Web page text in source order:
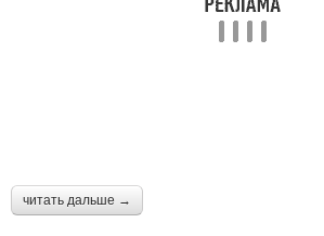
читать дальше →